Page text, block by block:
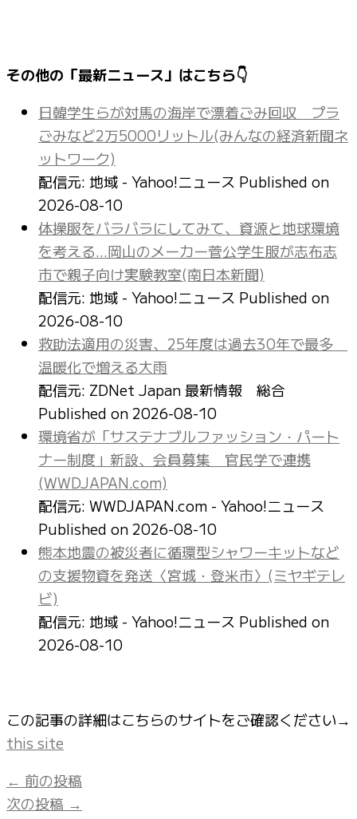
その他の「最新ニュース」はこちら👇
日韓学生らが対馬の海岸で漂着ごみ回収 プラ
ごみなど2万5000リットル(みんなの経済新聞ネ
ットワーク)
配信元: 地域 - Yahoo!ニュース Published on
2026-08-10
体操服をバラバラにしてみて、資源と地球環境
を考える…岡山のメーカー菅公学生服が志布志
市で親子向け実験教室(南日本新聞)
配信元: 地域 - Yahoo!ニュース Published on
2026-08-10
救助法適用の災害、25年度は過去30年で最多
温暖化で増える大雨
配信元: ZDNet Japan 最新情報 総合
Published on 2026-08-10
環境省が「サステナブルファッション・パート
ナー制度」新設、会員募集 官民学で連携
(WWDJAPAN.com)
配信元: WWDJAPAN.com - Yahoo!ニュース
Published on 2026-08-10
熊本地震の被災者に循環型シャワーキットなど
の支援物資を発送〈宮城・登米市〉(ミヤギテレ
ビ)
配信元: 地域 - Yahoo!ニュース Published on
2026-08-10
この記事の詳細はこちらのサイトをご確認ください→
this site
← 前の投稿
次の投稿 →